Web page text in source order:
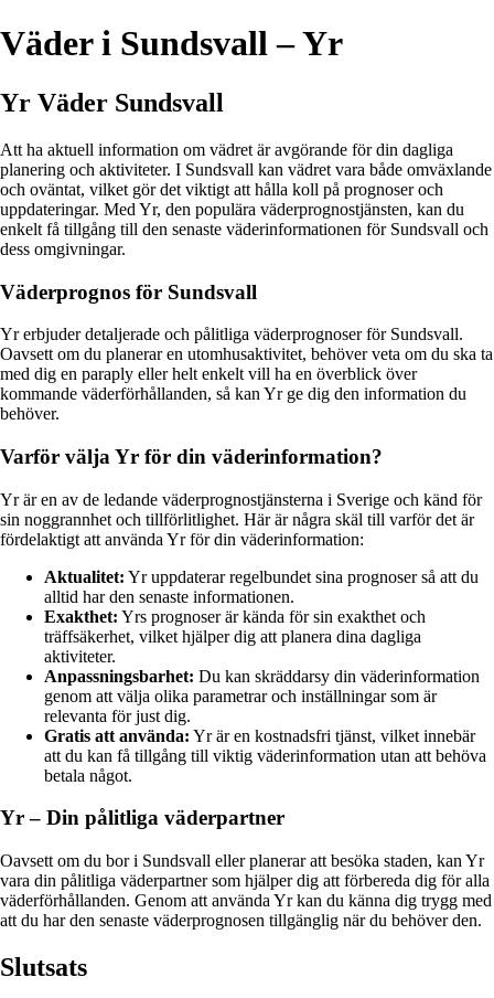
Väder i Sundsvall – Yr
Yr Väder Sundsvall
Att ha aktuell information om vädret är avgörande för din dagliga
planering och aktiviteter. I Sundsvall kan vädret vara både omväxlande
och oväntat, vilket gör det viktigt att hålla koll på prognoser och
uppdateringar. Med Yr, den populära väderprognostjänsten, kan du
enkelt få tillgång till den senaste väderinformationen för Sundsvall och
dess omgivningar.
Väderprognos för Sundsvall
Yr erbjuder detaljerade och pålitliga väderprognoser för Sundsvall.
Oavsett om du planerar en utomhusaktivitet, behöver veta om du ska ta
med dig en paraply eller helt enkelt vill ha en överblick över
kommande väderförhållanden, så kan Yr ge dig den information du
behöver.
Varför välja Yr för din väderinformation?
Yr är en av de ledande väderprognostjänsterna i Sverige och känd för
sin noggrannhet och tillförlitlighet. Här är några skäl till varför det är
fördelaktigt att använda Yr för din väderinformation:
Aktualitet: Yr uppdaterar regelbundet sina prognoser så att du
alltid har den senaste informationen.
Exakthet: Yrs prognoser är kända för sin exakthet och
träffsäkerhet, vilket hjälper dig att planera dina dagliga
aktiviteter.
Anpassningsbarhet: Du kan skräddarsy din väderinformation
genom att välja olika parametrar och inställningar som är
relevanta för just dig.
Gratis att använda: Yr är en kostnadsfri tjänst, vilket innebär
att du kan få tillgång till viktig väderinformation utan att behöva
betala något.
Yr – Din pålitliga väderpartner
Oavsett om du bor i Sundsvall eller planerar att besöka staden, kan Yr
vara din pålitliga väderpartner som hjälper dig att förbereda dig för alla
väderförhållanden. Genom att använda Yr kan du känna dig trygg med
att du har den senaste väderprognosen tillgänglig när du behöver den.
Slutsats